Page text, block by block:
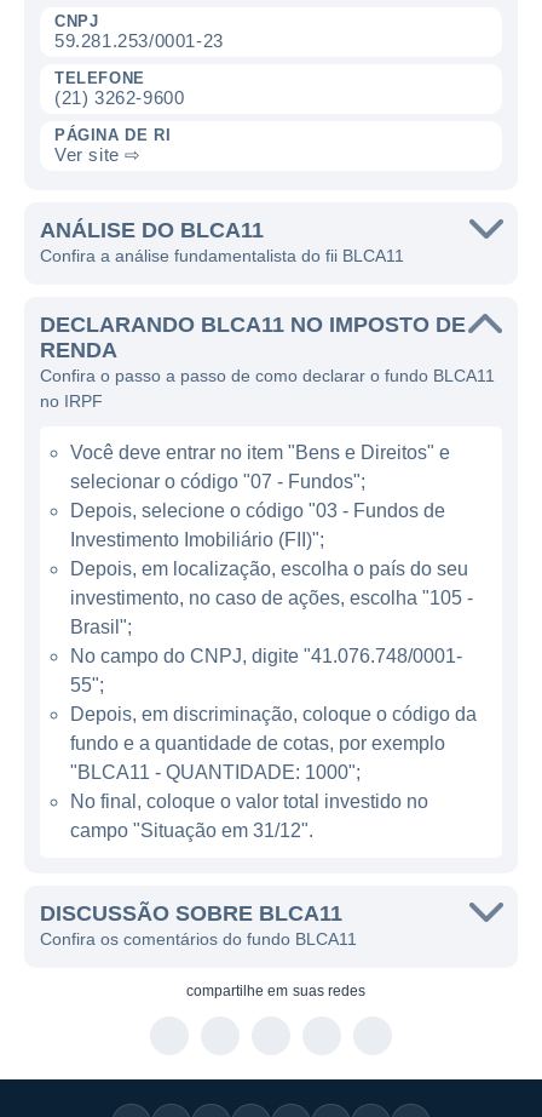
a obtenção de renda por meio de aluguéis.
Além disso, o fundo pode diversificar seus
investimentos em outros tipos de
de valorização no mercado imobiliário
segurança e estabilidade na geração de
rendimentos para os investidores.
profissionais experientes no setor imobiliário.
A gestão do fundo é realizada por uma
gestora especializada, que possui
compromisso de buscar as melhores
oportunidades de investimento. Essa equipe
tem um papel fundamental na definição das
estratégias de aquisição e na administração
dos ativos, sempre priorizando a otimização
dos resultados financeiros do fundo ao longo
do tempo.
CARACTERÍSTICAS DO FII BLCA11
Com uma estrutura voltada para a
rentabilidade, o BLCA11 tem a proposta de
oferecer aos seus cotistas uma distribuição
receita constante por meio dos aluguéis dos
imóveis que compõem sua carteira, além de
possam contar com uma fonte de renda
passiva e estável.
CNPJ
59.281.253/0001-23
TELEFONE
(21) 3262-9600
PÁGINA DE RI
Ver site ⇨
ANÁLISE DO BLCA11
Confira a análise fundamentalista do fii BLCA11
DECLARANDO BLCA11 NO IMPOSTO DE
RENDA
Confira o passo a passo de como declarar o fundo BLCA11
no IRPF
Você deve entrar no item "Bens e Direitos" e
selecionar o código "07 - Fundos";
Depois, selecione o código "03 - Fundos de
Investimento Imobiliário (FII)";
Depois, em localização, escolha o país do seu
investimento, no caso de ações, escolha "105 -
Brasil";
No campo do CNPJ, digite "41.076.748/0001-
55";
Depois, em discriminação, coloque o código da
fundo e a quantidade de cotas, por exemplo
"BLCA11 - QUANTIDADE: 1000";
No final, coloque o valor total investido no
campo "Situação em 31/12".
DISCUSSÃO SOBRE BLCA11
Confira os comentários do fundo BLCA11
compartilhe em suas redes